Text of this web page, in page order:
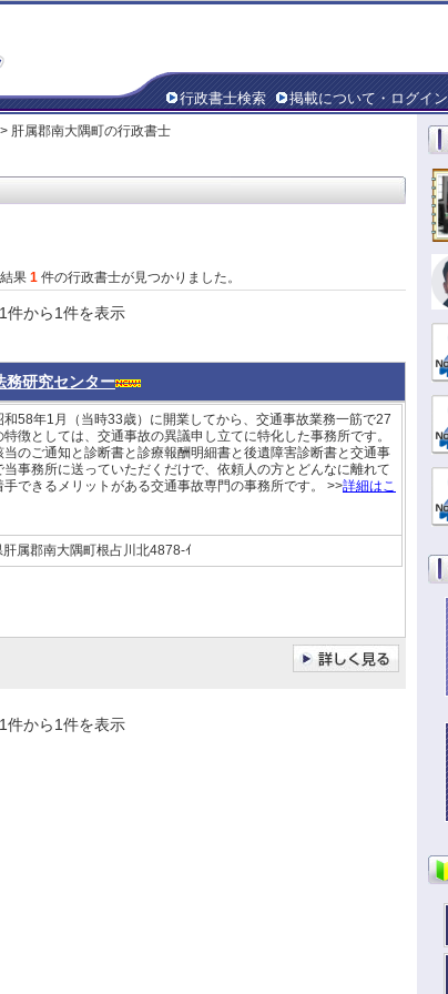
行政書士検索 掲載について・ログイン
> 肝属郡南大隅町の行政書士
果 1 件の行政書士が見つかりました。
から1件を表示
務研究センター
58年1月（当時33歳）に開業してから、交通事故業務一筋で27
徴としては、交通事故の異議申し立てに特化した事務所です。
のご通知と診断書と診療報酬明細書と後遺障害診断書と交通事
事務所に送っていただくだけで、依頼人の方とどんなに離れて
手できるメリットがある交通事故専門の事務所です。 >>詳細はこ
肝属郡南大隅町根占川北4878-ｲ
から1件を表示